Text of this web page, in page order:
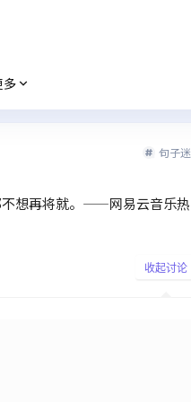
多
句子迷
不想再将就。——网易云音乐热
收起讨论